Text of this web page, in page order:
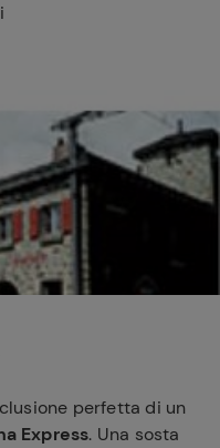
perfetta di un
Express. Una sosta